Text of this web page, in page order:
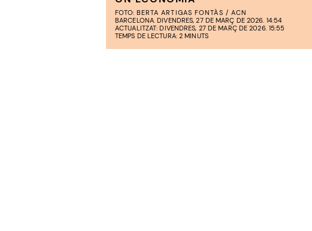
FOTO: BERTA ARTIGAS FONTÀS / ACN
BARCELONA. DIVENDRES, 27 DE MARÇ DE 2026. 14:54
ACTUALITZAT: DIVENDRES, 27 DE MARÇ DE 2026. 15:55
TEMPS DE LECTURA: 2 MINUTS